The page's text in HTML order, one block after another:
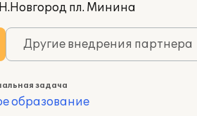
пл. Минина
Другие внедрения партнера
задача
образование